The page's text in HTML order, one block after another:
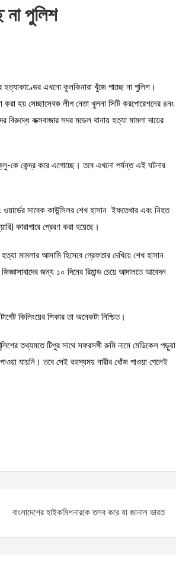
না পুলিশ
হত্যাকাণ্ডের এখনো কূলকিনারা খুঁজে পাচ্ছে না পুলিশ।
করা হয় সেচ্ছাসেবক লীগ নেতা খুলনা সিটি করপোরেশনের ৪নং
বিরুদ্ধে কক্সবাজার সদর মডেল থানায় হত্যা মামলা দায়ের
কে কেন্দ্র করে এগোচ্ছে। তবে এখনো পর্যন্ত এই ঘটনার
সাবেক কাউন্সিলর শেখ হাসান ইফতেখার এবং নিহত
কারাগারে প্রেরণ করা হয়েছে।
মামলার আসামি হিসেবে গ্রেফতার দেখিয়ে শেখ হাসান
জন্য ১০ দিনের রিমান্ড চেয়ে আদালতে আবেদন
কিলিংয়ের শিকার তা অনেকটা নিশ্চিত।
তথ্যমতে টিপুর সাথে সফরসঙ্গী রুমি নামে মেডিকেল পড়ুয়া
যায়নি। তবে সেই রহস্যময় নারীর খোঁজ পাওয়া গেলেই
বাংলাদেশের হাইকমিশনারকে তলব করে যা জানাল ভারত